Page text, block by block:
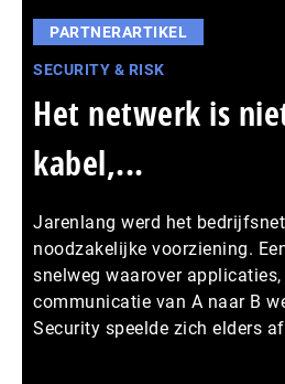
PARTNERARTIKEL
SECURITY & RISK
Het netwerk is
kabel,...
Jarenlang werd het
noodzakelijke voorziening.
snelweg waarover
communicatie van A naar B
Security speelde zich elders